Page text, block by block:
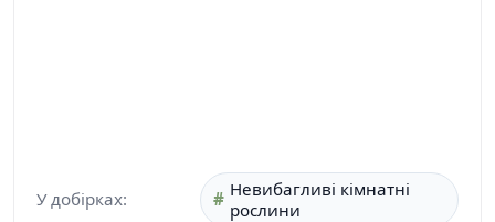
У добірках:
Невибагливі кімнатні
рослини